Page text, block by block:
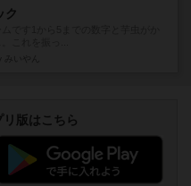
ク
版はこちら